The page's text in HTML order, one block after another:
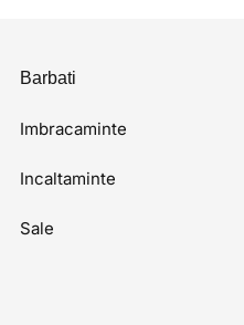
Barbati
Imbracaminte
Incaltaminte
Sale